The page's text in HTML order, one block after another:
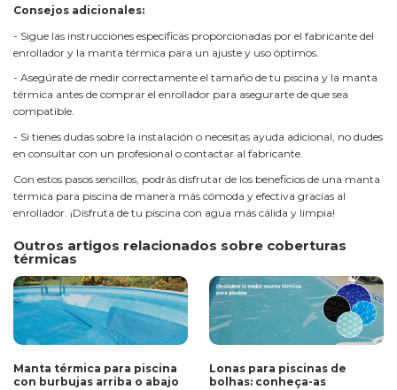
Consejos adicionales:
- Sigue las instrucciones específicas proporcionadas por el fabricante del
enrollador y la manta térmica para un ajuste y uso óptimos.
- Asegúrate de medir correctamente el tamaño de tu piscina y la manta
térmica antes de comprar el enrollador para asegurarte de que sea
compatible.
- Si tienes dudas sobre la instalación o necesitas ayuda adicional, no dudes
en consultar con un profesional o contactar al fabricante.
Con estos pasos sencillos, podrás disfrutar de los beneficios de una manta
térmica para piscina de manera más cómoda y efectiva gracias al
enrollador. ¡Disfruta de tu piscina con agua más cálida y limpia!
Outros artigos relacionados sobre coberturas
térmicas
Manta térmica para piscina
con burbujas arriba o abajo
Lonas para piscinas de
bolhas: conheça-as